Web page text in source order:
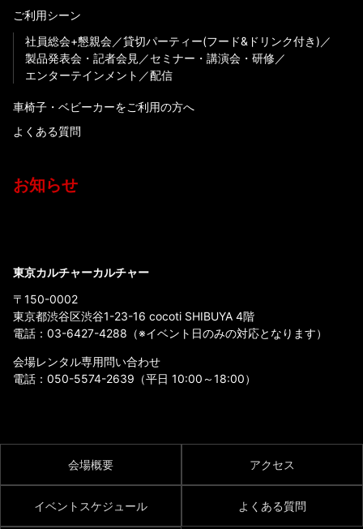
ご利用シーン
社員総会+懇親会
貸切パーティー(フード&ドリンク付き)
製品発表会・記者会見
セミナー・講演会・研修
エンターテインメント
配信
車椅子・ベビーカーをご利用の方へ
よくある質問
お知らせ
東京カルチャーカルチャー
〒150-0002
東京都渋谷区渋谷1-23-16 cocoti SHIBUYA 4階
電話： 03-6427-4288 （※イベント日のみの対応となります）
会場レンタル専用問い合わせ
電話： 050-5574-2639 （平日 10:00～18:00）
会場概要 アクセス
イベントスケジュール よくある質問